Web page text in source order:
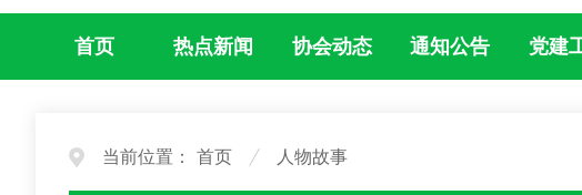
首页 热点新闻 协会动态 通知公告 党建
当前位置： 首页 人物故事